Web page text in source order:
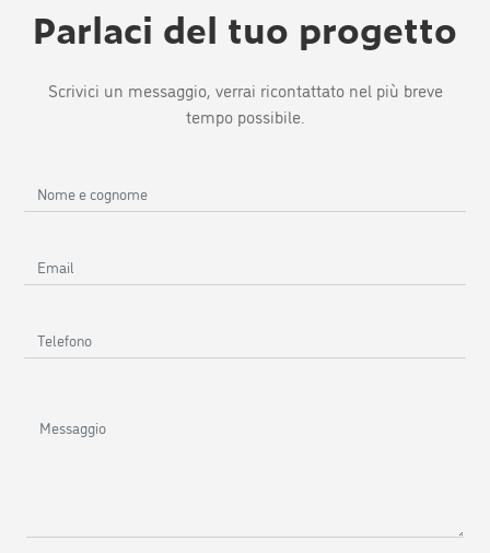
Parlaci del tuo progetto
Scrivici un messaggio, verrai ricontattato nel più breve
tempo possibile.
Nome
e
Email
Telefono
Messaggio